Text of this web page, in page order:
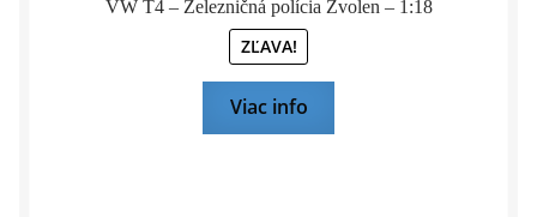
VW T4 – Železničná polícia Zvolen – 1:18
ZĽAVA!
Viac info